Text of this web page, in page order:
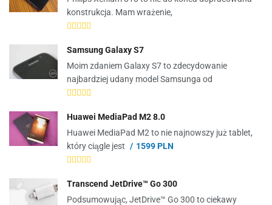
konstrukcja. Mam wrażenie,
Samsung Galaxy S7
Moim zdaniem Galaxy S7 to zdecydowanie
najbardziej udany model Samsunga od
Huawei MediaPad M2 8.0
Huawei MediaPad M2 to nie najnowszy już tablet,
który ciągle jest
1599 PLN
Transcend JetDrive™ Go 300
Podsumowując, JetDrive™ Go 300 to ciekawy